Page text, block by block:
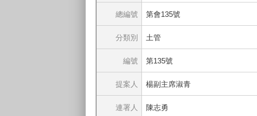
總編號 第會135號
分類別 土管
編號 第135號
提案人 楊副主席淑青
連署人
陳志勇